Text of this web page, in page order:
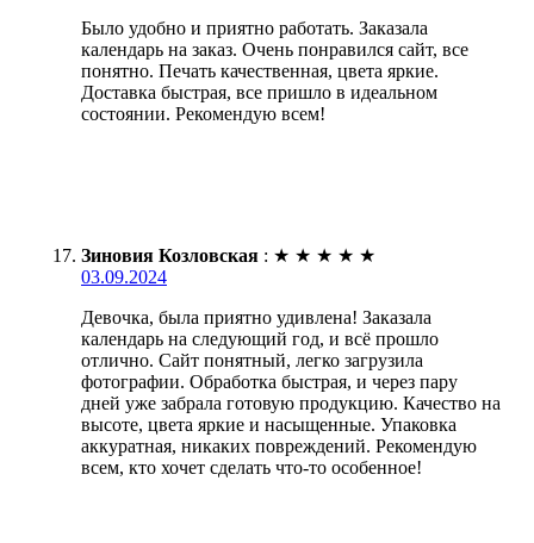
Было удобно и приятно работать. Заказала
календарь на заказ. Очень понравился сайт, все
понятно. Печать качественная, цвета яркие.
Доставка быстрая, все пришло в идеальном
состоянии. Рекомендую всем!
Зиновия Козловская : ★ ★ ★ ★ ★
03.09.2024
Девочка, была приятно удивлена! Заказала
календарь на следующий год, и всё прошло
отлично. Сайт понятный, легко загрузила
фотографии. Обработка быстрая, и через пару
дней уже забрала готовую продукцию. Качество на
высоте, цвета яркие и насыщенные. Упаковка
аккуратная, никаких повреждений. Рекомендую
всем, кто хочет сделать что-то особенное!